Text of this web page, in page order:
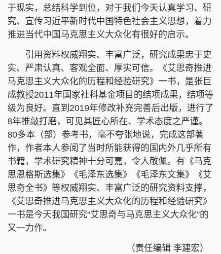
于现实，总结科学到位，对于我们今天认真学习、研
究、宣传习近平新时代中国特色社会主义思想，着力
推进当代中国马克思主义大众化有很好的启示。
引用资料权威翔实、丰富广泛，研究成果忠于史
实、严肃认真、客观全面、厚实可信。《艾思奇推进
马克思主义大众化的历程和经验研究》一书，是张巨
成教授2011年国家社科基金项目的结项成果，结项等
级为良好。直到2019年修改补充完善后出版，进行了
8年推敲打磨，可见其匠心所在、学术态度之严谨。
80多本（部）参考书，毫不夸张地说，完成这部著
作，作者本人参阅了当时所能获得的国内外几乎所有
书籍，学术研究精神十分可嘉，令人敬佩。有《马克
思恩格斯选集》《毛泽东选集》《毛泽东文集》《艾
思奇全书》等权威翔实、丰富广泛的研究资料支撑，
《艾思奇推进马克思主义大众化的历程和经验研究》
一书是今天我国研究“艾思奇与马克思主义大众化”的
又一力作。
（责任编辑 李建宏）